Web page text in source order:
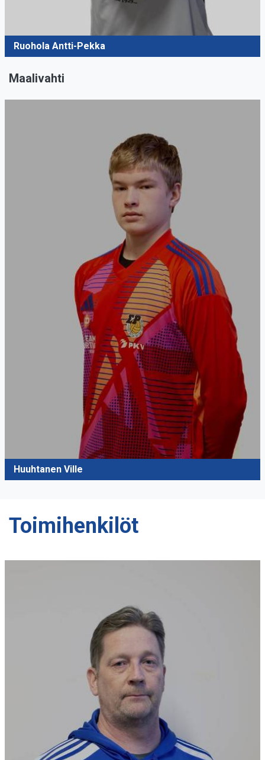
Ruohola Antti-Pekka
Maalivahti
Huuhtanen Ville
Toimihenkilöt